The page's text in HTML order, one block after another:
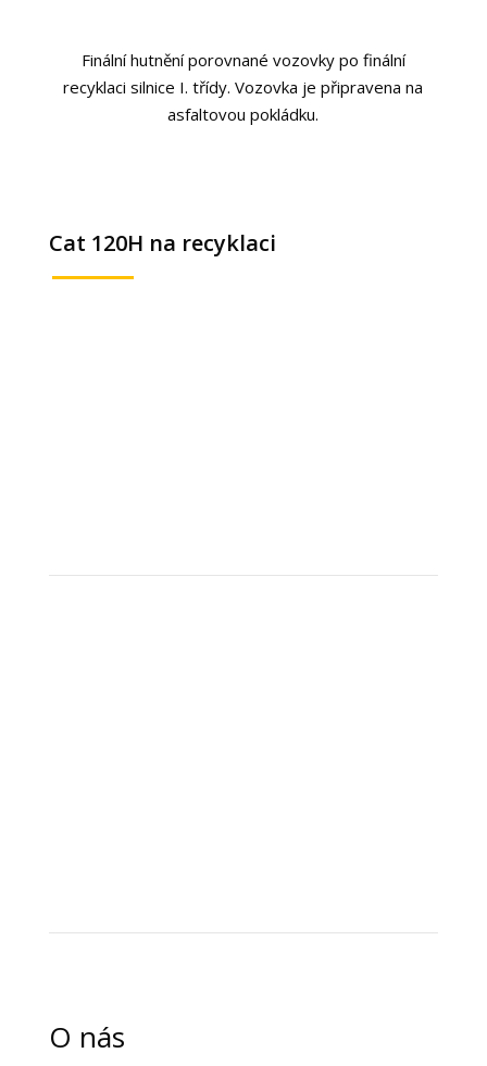
Finální hutnění porovnané vozovky po finální
recyklaci silnice I. třídy. Vozovka je připravena na
asfaltovou pokládku.
Cat 120H na recyklaci
O nás